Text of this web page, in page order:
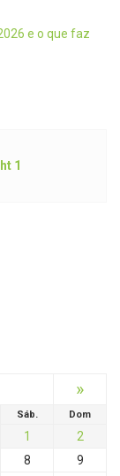
»
Sáb. Dom
1
2
8
9